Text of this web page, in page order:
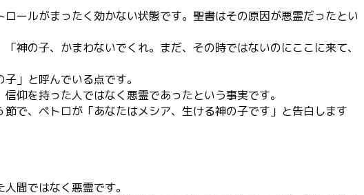
て
く
さ
ールがまったく効かない状態です。聖書はその原因が悪霊だったとい
神の子、かまわないでくれ。まだ、その時ではないのにここに来て、
」と呼んでいる点です。
仰を持った人ではなく悪霊であったという事実です。
で、ペトロが「あなたはメシア、生ける神の子です」と告白します
間ではなく悪霊です。